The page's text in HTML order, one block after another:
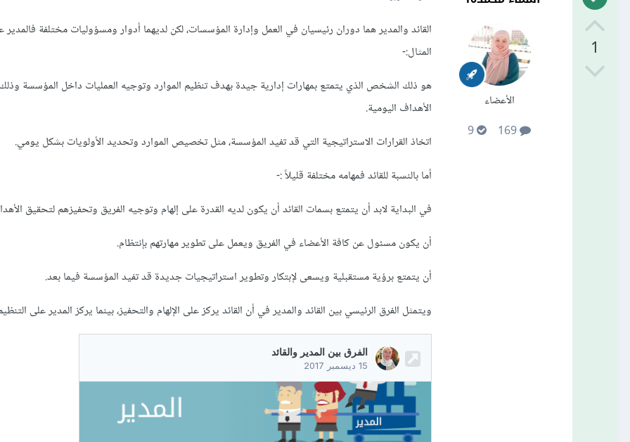
1
الأعضاء
القائد والمدير هما دوران رئيسيان في العمل وإدارة المؤسسات، لكن لديهما أدوار ومسؤوليات مختلفة
المثال:-
هو ذلك الشخص الذي يتمتع بمهارات إدارية جيدة بهدف تنظيم الموارد وتوجيه العمليات داخل المؤسسة
الأهداف اليومية.
اتخاذ القرارات الاستراتيجية التي قد تفيد المؤسسة، مثل تخصيص الموارد وتحديد الأولويات بشكل يومي.
أما بالنسبة للقائد فمهامه مختلفة قليلاً :-
في البداية لابد أن يتمتع بسمات القائد أن يكون لديه القدرة على إلهام وتوجيه الفريق وتحفيزهم لتحقيق
أن يكون مسئول عن كافة الأعضاء في الفريق ويعمل على تطوير مهارتهم بإنتظام.
أن يتمتع برؤية مستقبلية ويسعى لإبتكار وتطوير استراتيجيات جديدة قد تفيد المؤسسة فيما بعد.
ويتمثل الفرق الرئيسي بين القائد والمدير في أن القائد يركز على الإلهام والتحفيز، بينما يركز المدير على